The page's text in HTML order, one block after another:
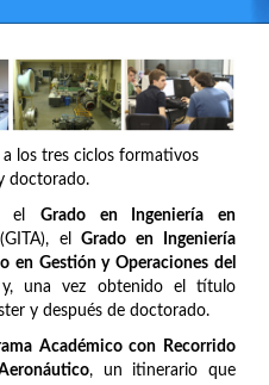
a los tres ciclos formativos
doctorado.
el Grado en Ingeniería en
elGrado en Ingeniería
en Gestión y Operaciones del
y, una vez obtenido el título
y después de doctorado.
Académico con Recorrido
, un itinerario que